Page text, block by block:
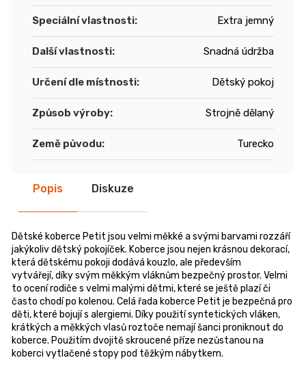
Speciální vlastnosti: Extra jemný
Další vlastnosti: Snadná údržba
Určení dle místnosti: Dětský pokoj
Způsob výroby: Strojně dělaný
Země původu: Turecko
Popis Diskuze
Dětské koberce Petit jsou velmi měkké a svými barvami rozzáří
jakýkoliv dětský pokojíček. Koberce jsou nejen krásnou dekorací,
která dětskému pokoji dodává kouzlo, ale především
vytvářejí, díky svým měkkým vláknům bezpečný prostor. Velmi
to ocení rodiče s velmi malými dětmi, které se ještě plazí či
často chodí po kolenou. Celá řada koberce Petit je bezpečná pro
děti, které bojují s alergiemi. Díky použití syntetických vláken,
krátkých a měkkých vlasů roztoče nemají šanci proniknout do
koberce. Použitím dvojitě skroucené příze nezůstanou na
koberci vytlačené stopy pod těžkým nábytkem.